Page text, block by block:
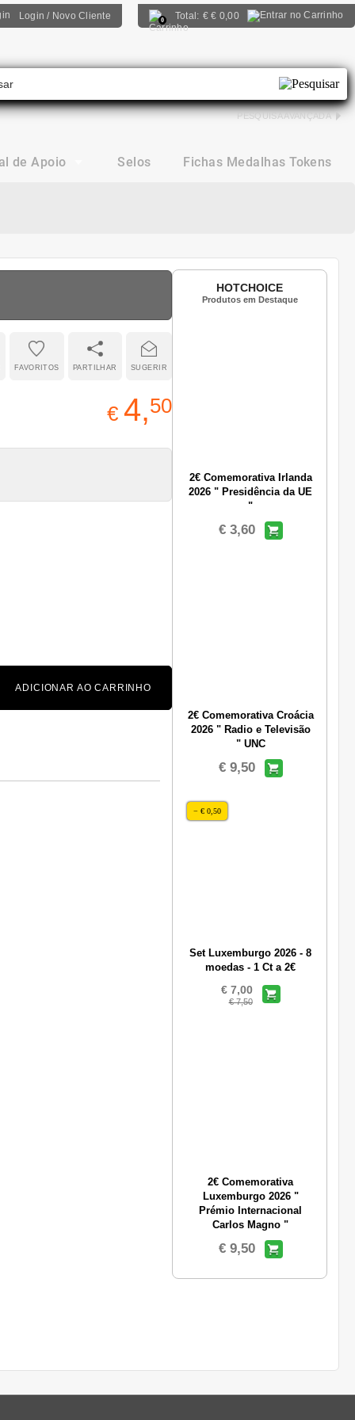
Login / Novo Cliente 0 Total: €€ 0,00
PESQUISA AVANÇADA
de Apoio Selos Fichas Medalhas Tokens
SUGERIR
PARTILHAR
FAVORITOS
€ 4,50
ADICIONAR AO CARRINHO
HOTCHOICE
Produtos em Destaque
2€ Comemorativa Irlanda
2026 " Presidência da UE
"
€ 3,60
2€ Comemorativa Croácia
2026 " Radio e Televisão
" UNC
€ 9,50
− € 0,50
Set Luxemburgo 2026 - 8
moedas - 1 Ct a 2€
€ 7,00
€ 7,50
2€ Comemorativa
Luxemburgo 2026 "
Prémio Internacional
Carlos Magno "
€ 9,50